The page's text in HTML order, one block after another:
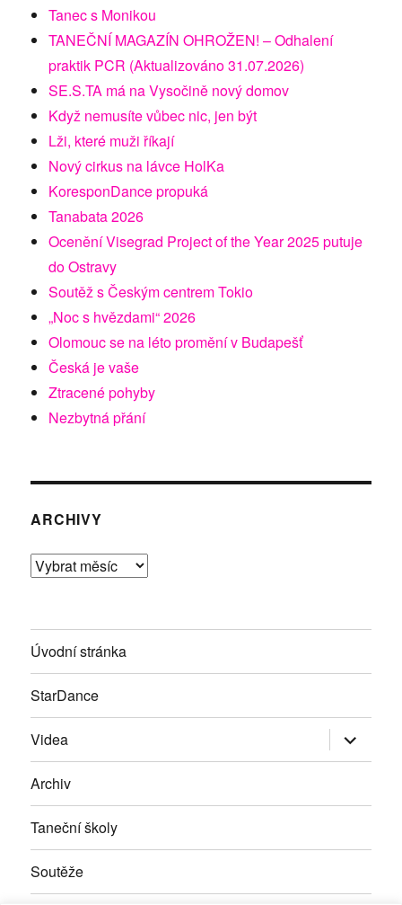
Tanec s Monikou
TANEČNÍ MAGAZÍN OHROŽEN! – Odhalení
praktik PCR (Aktualizováno 31.07.2026)
SE.S.TA má na Vysočině nový domov
Když nemusíte vůbec nic, jen být
Lži, které muži říkají
Nový cirkus na lávce HolKa
KoresponDance propuká
Tanabata 2026
Ocenění Visegrad Project of the Year 2025 putuje
do Ostravy
Soutěž s Českým centrem Tokio
„Noc s hvězdami“ 2026
Olomouc se na léto promění v Budapešť
Česká je vaše
Ztracené pohyby
Nezbytná přání
ARCHIVY
Archivy
Úvodní stránka
StarDance
Videa Zobrazit
položky
Archiv
Taneční školy
Soutěže